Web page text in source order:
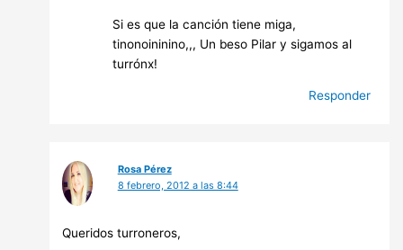
Si es que la canción tiene miga,
tinonoininino,,, Un beso Pilar y sigamos al
turrónx!
Responder
Rosa Pérez
8 febrero, 2012 a las 8:44
Queridos turroneros,